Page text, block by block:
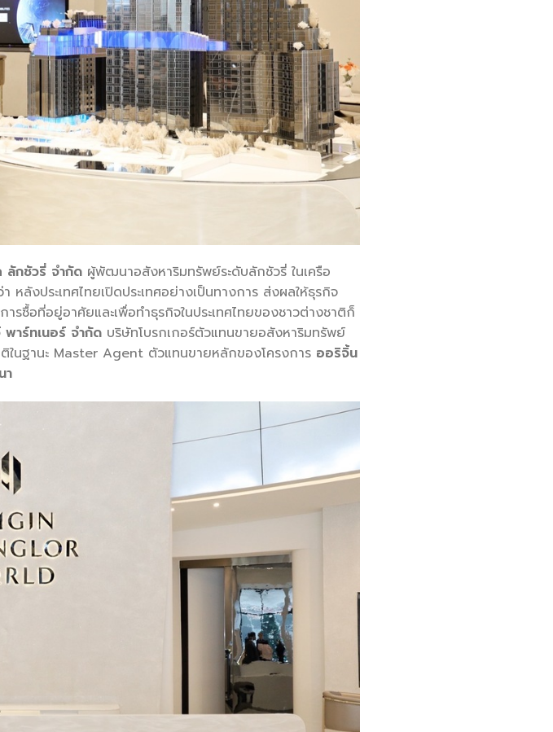
ลักชัวรี่ จำกัด ผู้พัฒนาอสังหาริมทรัพย์ระดับลักชัวรี่ ในเครือ
หลังประเทศไทยเปิดประเทศอย่างเป็นทางการ ส่งผลให้ธุรกิจ
ซื้อที่อยู่อาศัยและเพื่อทำธุรกิจในประเทศไทยของชาวต่างชาติก็
าร์ทเนอร์ จำกัด บริษัทโบรกเกอร์ตัวแทนขายอสังหาริมทรัพย์
ในฐานะ Master Agent ตัวแทนขายหลักของโครงการ ออริจิ้น
า